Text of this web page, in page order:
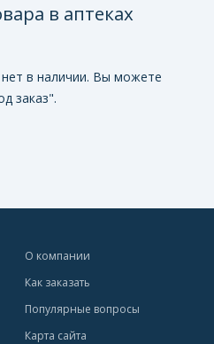
в аптеках
в наличии. Вы можете
заказ".
О компании
Как заказать
Популярные вопросы
Карта сайта